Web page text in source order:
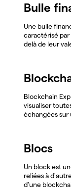
Bulle
Une bulle
caractérisé par
delà de leur
Blockchain
visualiser
échangées sur
Blocs
Un block est
reliées à
d'une